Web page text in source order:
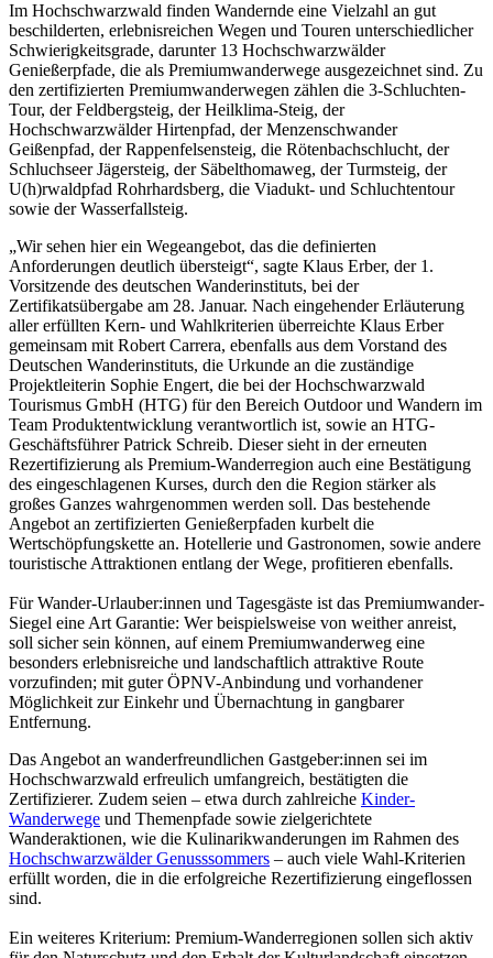
Im Hochschwarzwald finden Wandernde eine Vielzahl an gut
beschilderten, erlebnisreichen Wegen und Touren unterschiedlicher
Schwierigkeitsgrade, darunter 13 Hochschwarzwälder
Genießerpfade, die als Premiumwanderwege ausgezeichnet sind. Zu
den zertifizierten Premiumwanderwegen zählen die 3-Schluchten-
Tour, der Feldbergsteig, der Heilklima-Steig, der
Hochschwarzwälder Hirtenpfad, der Menzenschwander
Geißenpfad, der Rappenfelsensteig, die Rötenbachschlucht, der
Schluchseer Jägersteig, der Säbelthomaweg, der Turmsteig, der
U(h)rwaldpfad Rohrhardsberg, die Viadukt- und Schluchtentour
sowie der Wasserfallsteig.
„Wir sehen hier ein Wegeangebot, das die definierten
Anforderungen deutlich übersteigt“, sagte Klaus Erber, der 1.
Vorsitzende des deutschen Wanderinstituts, bei der
Zertifikatsübergabe am 28. Januar. Nach eingehender Erläuterung
aller erfüllten Kern- und Wahlkriterien überreichte Klaus Erber
gemeinsam mit Robert Carrera, ebenfalls aus dem Vorstand des
Deutschen Wanderinstituts, die Urkunde an die zuständige
Projektleiterin Sophie Engert, die bei der Hochschwarzwald
Tourismus GmbH (HTG) für den Bereich Outdoor und Wandern im
Team Produktentwicklung verantwortlich ist, sowie an HTG-
Geschäftsführer Patrick Schreib. Dieser sieht in der erneuten
Rezertifizierung als Premium-Wanderregion auch eine Bestätigung
des eingeschlagenen Kurses, durch den die Region stärker als
großes Ganzes wahrgenommen werden soll. Das bestehende
Angebot an zertifizierten Genießerpfaden kurbelt die
Wertschöpfungskette an. Hotellerie und Gastronomen, sowie andere
touristische Attraktionen entlang der Wege, profitieren ebenfalls.
Für Wander-Urlauber:innen und Tagesgäste ist das Premiumwander-
Siegel eine Art Garantie: Wer beispielsweise von weither anreist,
soll sicher sein können, auf einem Premiumwanderweg eine
besonders erlebnisreiche und landschaftlich attraktive Route
vorzufinden; mit guter ÖPNV-Anbindung und vorhandener
Möglichkeit zur Einkehr und Übernachtung in gangbarer
Entfernung.
Das Angebot an wanderfreundlichen Gastgeber:innen sei im
Hochschwarzwald erfreulich umfangreich, bestätigten die
Zertifizierer. Zudem seien – etwa durch zahlreiche Kinder-
Wanderwege und Themenpfade sowie zielgerichtete
Wanderaktionen, wie die Kulinarikwanderungen im Rahmen des
Hochschwarzwälder Genusssommers – auch viele Wahl-Kriterien
erfüllt worden, die in die erfolgreiche Rezertifizierung eingeflossen
sind.
Ein weiteres Kriterium: Premium-Wanderregionen sollen sich aktiv